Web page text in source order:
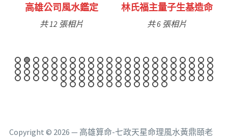
林氏福主量子生基造命
共 6 張相片
台南永康風水鑑定
共 9 張相片
Copyright © 2026 — 高雄算命-七政天星命理風水黃鼎頤老